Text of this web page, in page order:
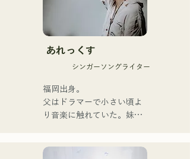
giọng hát ấm áp nhưng đầy
nội lực, nhẹ nhàng chạm đến
trái tim người nghe.
đơn đầu tiên, "Zatsuni
Tamede," vào ngày 23
tháng 1 năm 2025.
bao gồm acoustic, track và
あれっくす
シンガーソングライター
福岡出身。
父はドラマーで小さい頃よ
り音楽に触れていた。妹
家族で音楽を楽しむミュー